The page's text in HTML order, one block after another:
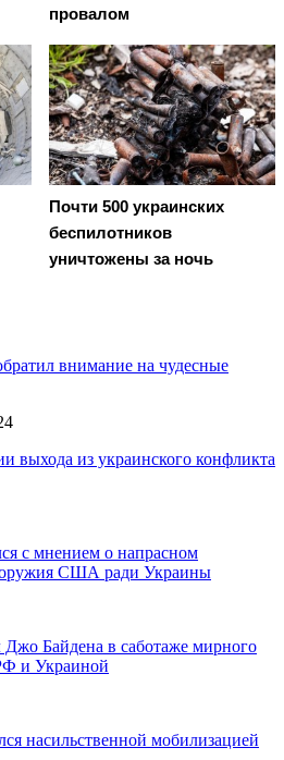
провалом
Почти 500 украинских
беспилотников
уничтожены за ночь
внимание на чудесные
выхода из украинского конфликта
с мнением о напрасном
оружия США ради Украины
Байдена в саботаже мирного
и Украиной
насильственной мобилизацией